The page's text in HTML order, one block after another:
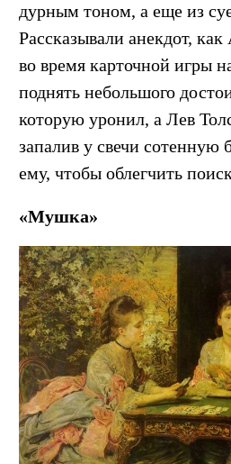
дурным тоном, а еще из
Рассказывали анекдот,
во время карточной игры
поднять небольшого
которую уронил, а Лев
запалив у свечи сотенную
ему, чтобы облегчить
«Мушка»